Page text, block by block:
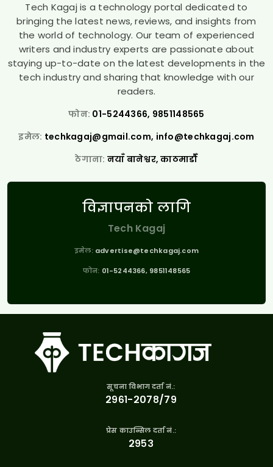
Tech Kagaj is a technology portal dedicated to
bringing the latest news, reviews, and insights from
the world of technology. Our team of experienced
writers and industry experts are passionate about
staying up-to-date on the latest developments in the
tech industry and sharing that knowledge with our
readers.
फोन: 01-5244366, 9851148565
इमेल: techkagaj@gmail.com, info@techkagaj.com
ठेगाना: नयाँ बानेश्वर, काठमाडौँ
विज्ञापनको लागि
Tech Kagaj
इमेल: advertise@techkagaj.com
फोन: 01-5244366, 9851148565
सूचना विभाग दर्ता नं.:
२९६१-२०७८/७९
प्रेस काउन्सिल दर्ता नं.:
२९५३